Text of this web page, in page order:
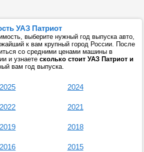
УАЗ Патриот
выберите нужный год выпуска авто,
к вам крупный город России. После
со средними ценами машины в
и узнаете сколько стоит УАЗ Патриот и
вам год выпуска.
2025 2024
2022 2021
2019 2018
2016 2015